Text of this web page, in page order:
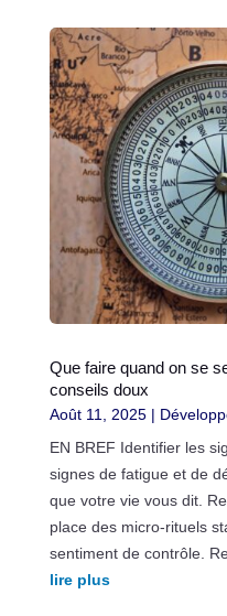
Que faire quand on se
conseils doux
Août 11, 2025|
EN BREF Identifier les
signes de fatigue et de
que votre vie vous dit.
place des micro-rituels
sentiment de contrôle.
lire plus